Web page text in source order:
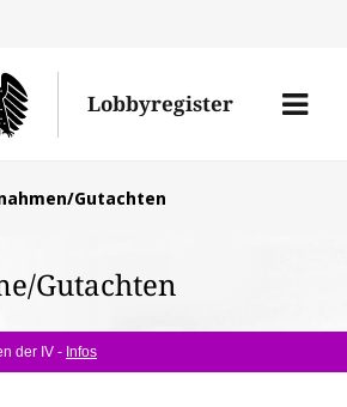
Lobbyregister
Menü
Gutachten
Gutachten
der IV - Infos